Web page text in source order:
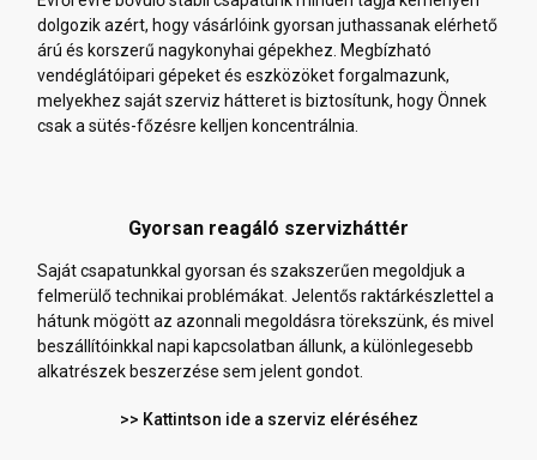
dolgozik azért, hogy vásárlóink gyorsan juthassanak elérhető
árú és korszerű nagykonyhai gépekhez. Megbízható
vendéglátóipari gépeket és eszközöket forgalmazunk,
melyekhez saját szerviz hátteret is biztosítunk, hogy Önnek
csak a sütés-főzésre kelljen koncentrálnia.
Gyorsan reagáló szervizháttér
Saját csapatunkkal gyorsan és szakszerűen megoldjuk a
felmerülő technikai problémákat. Jelentős raktárkészlettel a
hátunk mögött az azonnali megoldásra törekszünk, és mivel
beszállítóinkkal napi kapcsolatban állunk, a különlegesebb
alkatrészek beszerzése sem jelent gondot.
>> Kattintson ide a szerviz eléréséhez